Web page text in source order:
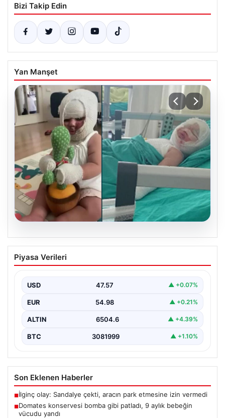
Bizi Takip Edin
Yan Manşet
Domates konservesi bomba gibi patladı,
9 aylık bebeğin vücudu yandı
Piyasa Verileri
USD 47.57 ▲ +0.07%
EUR 54.98 ▲ +0.21%
ALTIN 6504.6 ▲ +4.39%
BTC 3081999 ▲ +1.10%
Son Eklenen Haberler
■İlginç olay: Sandalye çekti, aracın park etmesine izin vermedi
■Domates konservesi bomba gibi patladı, 9 aylık bebeğin
vücudu yandı